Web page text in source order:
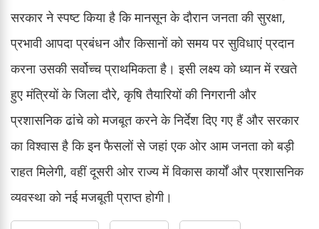
सरकार ने स्पष्ट किया है कि मानसून के दौरान जनता की सुरक्षा,
प्रभावी आपदा प्रबंधन और किसानों को समय पर सुविधाएं प्रदान
करना उसकी सर्वोच्च प्राथमिकता है। इसी लक्ष्य को ध्यान में रखते
हुए मंत्रियों के जिला दौरे, कृषि तैयारियों की निगरानी और
प्रशासनिक ढांचे को मजबूत करने के निर्देश दिए गए हैं और सरकार
का विश्वास है कि इन फैसलों से जहां एक ओर आम जनता को बड़ी
राहत मिलेगी, वहीं दूसरी ओर राज्य में विकास कार्यों और प्रशासनिक
व्यवस्था को नई मजबूती प्राप्त होगी।